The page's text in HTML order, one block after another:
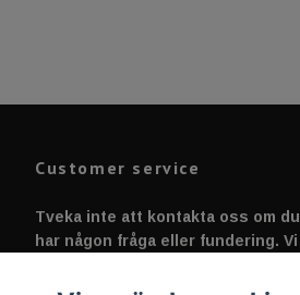
Customer service
Tveka inte att kontakta oss om du
har någon fråga eller fundering. Vi